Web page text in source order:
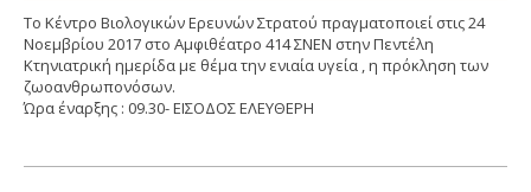
Το Κέντρο Βιολογικών Ερευνών Στρατού πραγματοποιεί στις 24
Νοεμβρίου 2017 στο Αμφιθέατρο 414 ΣΝΕΝ στην Πεντέλη
Κτηνιατρική ημερίδα με θέμα την ενιαία υγεία , η πρόκληση των
ζωοανθρωπονόσων.
Ώρα έναρξης : 09.30- ΕΙΣΟΔΟΣ ΕΛΕΥΘΕΡΗ